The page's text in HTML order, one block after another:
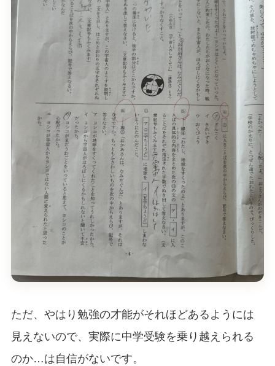
ただ、やはり勉強の才能がそれほどあるようには
見えないので、実際に中学受験を乗り越えられる
のか…は自信がないです。